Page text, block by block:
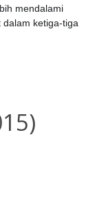
mendalami
ketiga-tiga